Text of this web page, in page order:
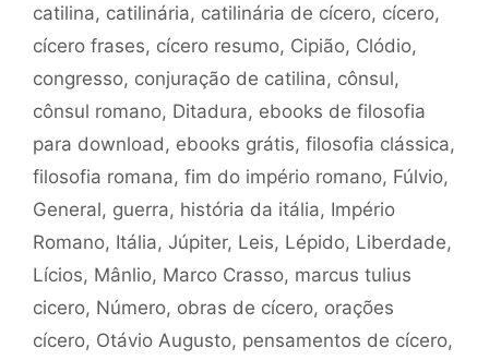
catilina, catilinária, catilinária de cícero, cícero,
cícero frases, cícero resumo, Cipião, Clódio,
congresso, conjuração de catilina, cônsul,
cônsul romano, Ditadura, ebooks de filosofia
para download , ebooks grátis, filosofia clássica,
filosofia romana, fim do império romano, Fúlvio,
General, guerra, história da itália, Império
Romano, Itália, Júpiter, Leis, Lépido, Liberdade,
Lícios, Mânlio, Marco Crasso, marcus tulius
cicero, Número, obras de cícero, orações
cícero, Otávio Augusto, pensamentos de cícero,